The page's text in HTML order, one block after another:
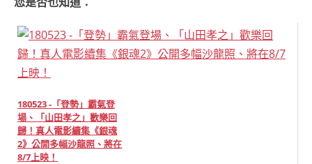
180523 -「登勢」霸氣登
場、「山田孝之」歡樂回
歸！真人電影續集《銀魂
2》公開多幅沙龍照、將在
8/7上映！